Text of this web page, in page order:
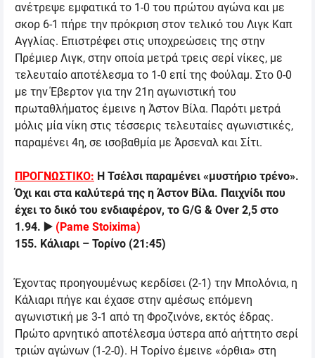
ανέτρεψε εμφατικά το 1-0 του πρώτου αγώνα και με
σκορ 6-1 πήρε την πρόκριση στον τελικό του Λιγκ Καπ
Αγγλίας. Επιστρέφει στις υποχρεώσεις της στην
Πρέμιερ Λιγκ, στην οποία μετρά τρεις σερί νίκες, με
τελευταίο αποτέλεσμα το 1-0 επί της Φούλαμ. Στο 0-0
με την Έβερτον για την 21η αγωνιστική του
πρωταθλήματος έμεινε η Άστον Βίλα. Παρότι μετρά
μόλις μία νίκη στις τέσσερις τελευταίες αγωνιστικές,
παραμένει 4η, σε ισοβαθμία με Άρσεναλ και Σίτι.
ΠΡΟΓΝΩΣΤΙΚΟ: Η Τσέλσι παραμένει «μυστήριο τρένο».
Όχι και στα καλύτερά της η Άστον Βίλα. Παιχνίδι που
έχει το δικό του ενδιαφέρον, το G/G & Over 2,5 στο
1.94. ▶️ (Pame Stoixima)
155. Κάλιαρι – Τορίνο (21:45)
Έχοντας προηγουμένως κερδίσει (2-1) την Μπολόνια, η
Κάλιαρι πήγε και έχασε στην αμέσως επόμενη
αγωνιστική με 3-1 από τη Φροζινόνε, εκτός έδρας.
Πρώτο αρνητικό αποτέλεσμα ύστερα από αήττητο σερί
τριών αγώνων (1-2-0). Η Τορίνο έμεινε «όρθια» στη